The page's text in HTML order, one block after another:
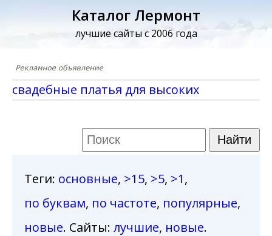
Каталог Лермонт
лучшие сайты с 2006 года
свадебные платья для высоких
Теги: основные, >15, >5, >1,
по буквам, по частоте, популярные,
новые. Сайты: лучшие, новые.